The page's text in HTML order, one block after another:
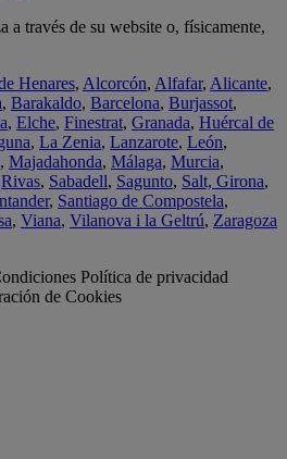
a través de su website o, físicamente,
Henares, Alcorcón, Alfafar, Alicante,
, Barakaldo, Barcelona, Burjassot,
, Elche, Finestrat, Granada, Huércal de
, La Zenia, Lanzarote, León,
, Majadahonda, Málaga, Murcia,
Rivas, Sabadell, Sagunto, Salt, Girona,
, Santiago de Compostela,
, Viana, Vilanova i la Geltrú, Zaragoza
Política de privacidad
de Cookies